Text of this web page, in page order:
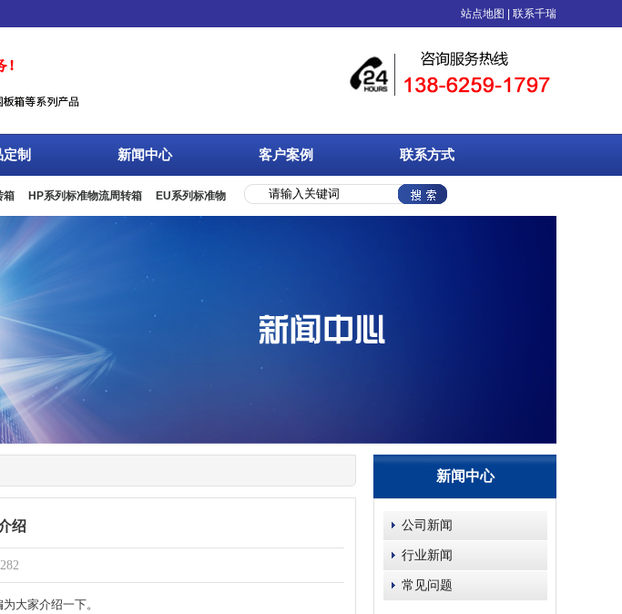
加工EPE珍珠棉、EVA橡塑、物流周转箱、中空板等塑料制品的综合性包装企业，具备专业技术人员和完善的自动化生产工艺
站点地图 联系千瑞
定制 新闻中心 客户案例 联系方式
箱 HP系列标准物流周转箱 EU系列标准物
新闻中心
公司新闻
行业新闻
常见问题
绍
大家介绍一下。